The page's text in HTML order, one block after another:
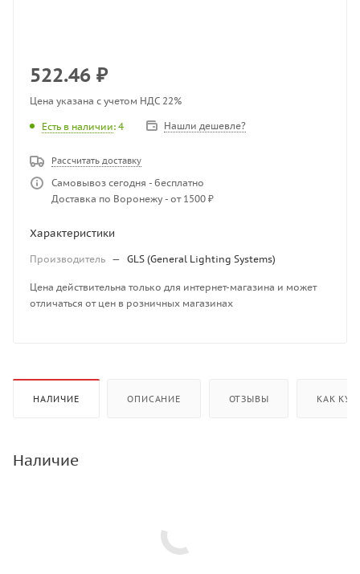
522.46 ₽
Цена указана с учетом НДС 22%
Есть в наличии: 4 Нашли дешевле?
Рассчитать доставку
Самовывоз сегодня - бесплатно
Доставка по Воронежу - от 1500 ₽
Характеристики
Производитель — GLS (General Lighting Systems)
Цена действительна только для интернет-магазина и может
отличаться от цен в розничных магазинах
НАЛИЧИЕ ОПИСАНИЕ ОТЗЫВЫ КАК
Наличие